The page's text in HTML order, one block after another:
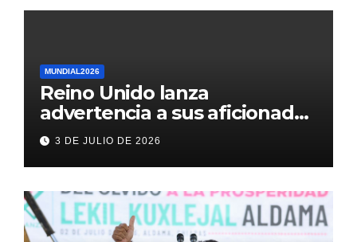
MUNDIAL2026
Reino Unido lanza
advertencia a sus aficionados
antes del México vs
Inglaterra en el Mundial 2026
3 DE JULIO DE 2026